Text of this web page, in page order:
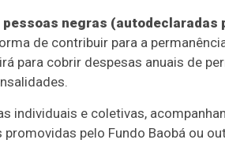
pessoas negras
de contribuir para a
para cobrir despesas anuais de
individuais e coletivas,
pelo Fundo Baobá ou